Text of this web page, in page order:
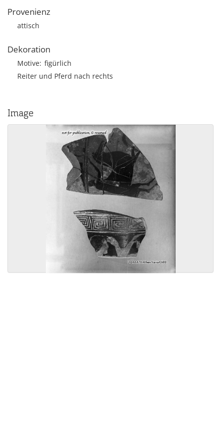
Provenienz
attisch
Dekoration
Motive figürlich
Reiter und Pferd nach rechts
Image